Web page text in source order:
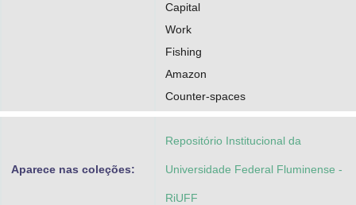
Capital
Work
Fishing
Amazon
Counter-spaces
Aparece nas coleções:
Repositório Institucional da
Universidade Federal Fluminense -
RiUFF